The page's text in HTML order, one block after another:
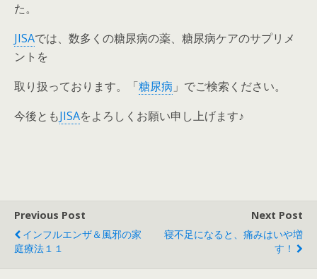
た。
JISAでは、数多くの糖尿病の薬、糖尿病ケアのサプリメ
ントを
取り扱っております。「糖尿病 」でご検索ください。
今後ともJISAをよろしくお願い申し上げます♪
Previous Post
インフルエンザ＆風邪の家
庭療法１１
Next Post
寝不足になると、痛みはいや増
す！